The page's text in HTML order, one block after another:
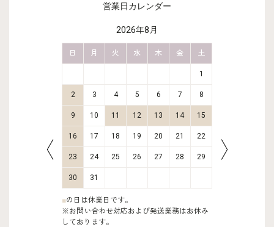
営業日カレンダー
2026年8月
日 月 火 水 木 金 土
1
2 3 4 5 6 7 8
9 10 11 12 13 14 15
16 17 18 19 20 21 22
23 24 25 26 27 28 29
30 31
■の日は休業日です。
※お問い合わせ対応および発送業務はお休み
しております。